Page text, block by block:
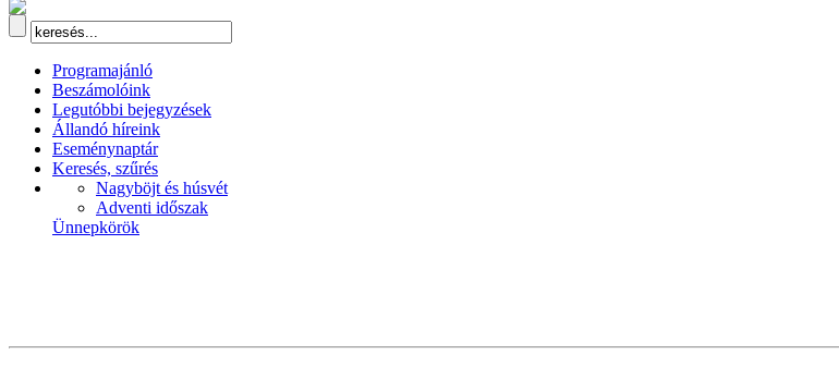
Programajánló
Beszámolóink
Legutóbbi bejegyzések
Állandó híreink
Eseménynaptár
Keresés, szűrés
Nagyböjt és húsvét
Adventi időszak
Ünnepkörök